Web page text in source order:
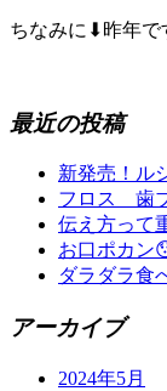
ちなみに⬇︎昨年で
最近の投稿
新発売！ル
フロス 歯
伝え方っ
お口ポカン
ダラダラ食
アーカイブ
2024年5月